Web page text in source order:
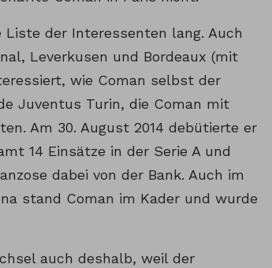
Liste der Interessenten lang. Auch
Leverkusen und Bordeaux (mit
wie Coman selbst der
Juventus Turin, die Coman mit
Am 30. August 2014 debütierte er
14 Einsätze in der Serie A und
dabei von der Bank. Auch im
stand Coman im Kader und wurde
auch deshalb, weil der